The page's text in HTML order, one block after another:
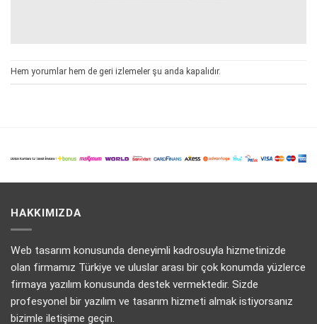
Hem yorumlar hem de geri izlemeler şu anda kapalıdır.
HAKKIMIZDA
Web tasarım konusunda deneyimli kadrosuyla hizmetinizde
olan firmamız Türkiye ve uluslar arası bir çok konumda yüzlerce
firmaya yazılım konusunda destek vermektedir. Sizde
profesyonel bir yazılım ve tasarım hizmeti almak istiyorsanız
bizimle iletişime geçin.